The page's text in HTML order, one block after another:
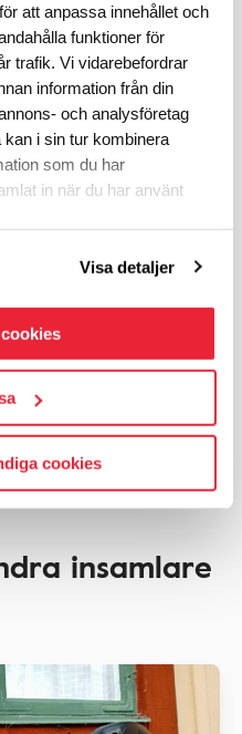
att anpassa innehållet och
funktioner för
trafik. Vi vidarebefordrar
information från din
och analysföretag
i sin tur kombinera
som du har
in när du har använt
Visa detaljer
cookies
insamlare